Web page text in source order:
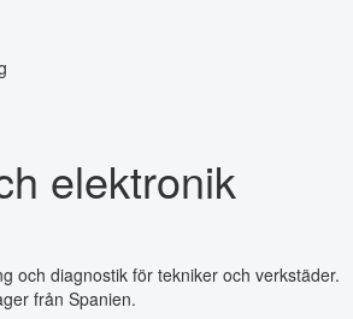
elektronik
och diagnostik för tekniker och verkstäder.
från Spanien.